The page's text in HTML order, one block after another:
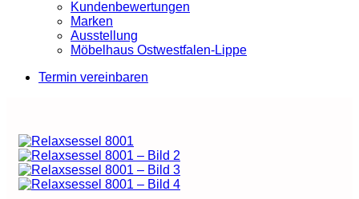
Kundenbewertungen
Marken
Ausstellung
Möbelhaus Ostwestfalen-Lippe
Termin vereinbaren